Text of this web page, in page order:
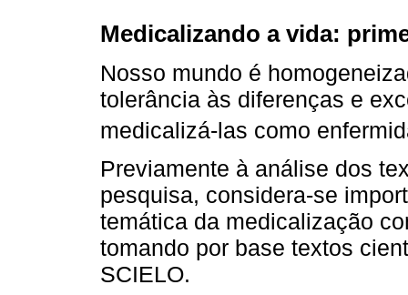
Medicalizando a vida:
Nosso mundo é
tolerância às diferenças e
medicalizá-las como
Previamente à análise dos
pesquisa, considera-se
temática da medicalização
tomando por base textos
SCIELO.